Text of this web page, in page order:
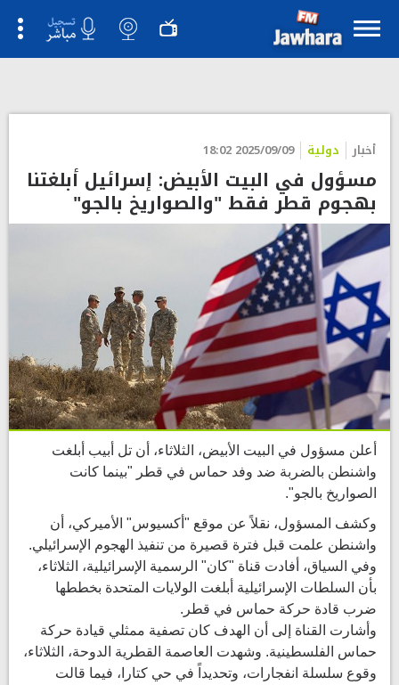
أخبار دولية 2025/09/09 18:02
مسؤول في البيت الأبيض: إسرائيل أبلغتنا
بهجوم قطر فقط "والصواريخ بالجو"
أعلن مسؤول في البيت الأبيض، الثلاثاء، أن تل أبيب أبلغت
واشنطن بالضربة ضد وفد حماس في قطر "بينما كانت
الصواريخ بالجو".
وكشف المسؤول، نقلاً عن موقع "أكسيوس" الأميركي، أن
واشنطن علمت قبل فترة قصيرة من تنفيذ الهجوم الإسرائيلي.
وفي السياق، أفادت قناة "كان" الرسمية الإسرائيلية، الثلاثاء،
بأن السلطات الإسرائيلية أبلغت الولايات المتحدة بخططها
ضرب قادة حركة حماس في قطر.
وأشارت القناة إلى أن الهدف كان تصفية ممثلي قيادة حركة
حماس الفلسطينية. وشهدت العاصمة القطرية الدوحة، الثلاثاء،
وقوع سلسلة انفجارات، وتحديداً في حي كتارا، فيما قالت